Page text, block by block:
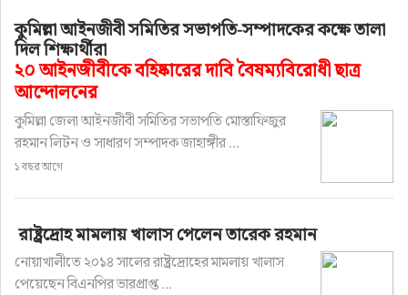
কুমিল্লা আইনজীবী সমিতির সভাপতি-সম্পাদকের কক্ষে তালা
দিল শিক্ষার্থীরা
২০ আইনজীবীকে বহিষ্কারের দাবি বৈষম্যবিরোধী ছাত্র
আন্দোলনের
কুমিল্লা জেলা আইনজীবী সমিতির সভাপতি মোস্তাফিজুর
রহমান লিটন ও সাধারণ সম্পাদক জাহাঙ্গীর ...
১ বছর আগে
রাষ্ট্রদ্রোহ মামলায় খালাস পেলেন তারেক রহমান
নোয়াখালীতে ২০১৪ সালের রাষ্ট্রদ্রোহের মামলায় খালাস
পেয়েছেন বিএনপির ভারপ্রাপ্ত ...